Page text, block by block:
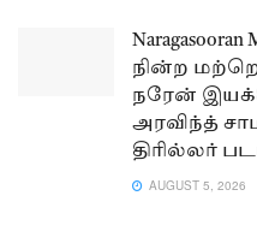
நின்ற
நரேன்
அரவிந்த்
திரில்லர்
AUGUST 5, 2026